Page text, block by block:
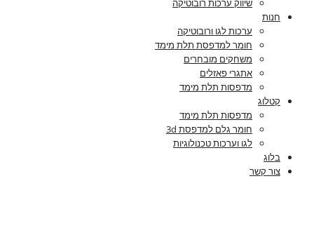
שיווק ערכות רובוטיקה
חנות
ערכות לגו ורובוטיקה
חומר למדפסת תלת מימד
משחקים מובחרים
אתגרי פאזלים
מדפסות תלת מימד
קטלוג
מדפסות תלת מימד
חומר גלם למדפסת 3d
לגו וערכות טכנולוגיות
בלוג
צור קשר